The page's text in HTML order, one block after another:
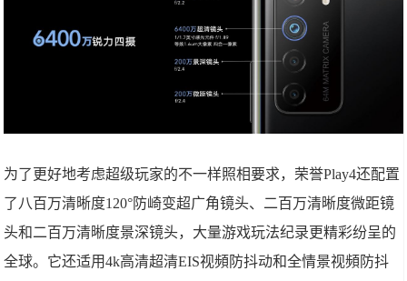
为了更好地考虑超级玩家的不一样照相要求，荣誉Play4还配置
了八百万清晰度120°防崎变超广角镜头、二百万清晰度微距镜
头和二百万清晰度景深镜头，大量游戏玩法纪录更精彩纷呈的
全球。它还适用4k高清超清EIS视頻防抖动和全情景视頻防抖